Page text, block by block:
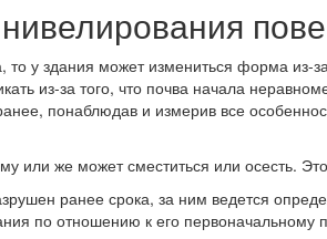
у здания может измениться форма из-
из-за того, что почва начала
понаблюдав и измерив все
или же может сместиться или осесть.
ранее срока, за ним ведется
по отношению к его первоначальному